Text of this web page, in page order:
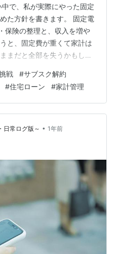
で、私が実際にやった固定
た方針を書きます。 固定電
保険の整理と、収入を増や
と、固定費が重くて家計は
まだと全部を失うかもしれ
動き始めました。 最初に
ていくお金”。 **削れるも
、残りは稼ぐ力を上げる。
ことと、そこで決めた方針
「やれば下がる」が、どこ
戦 #サブスク解約
#住宅ローン #家計管理
常ログ版～ • 1年前